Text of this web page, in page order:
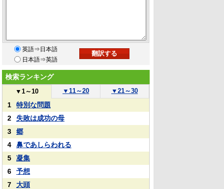
英語⇒日本語
日本語⇒英語
検索ランキング
▼ 1～10 ▼ 11～20 ▼ 21～30
1
特別な問題
2
失敗は成功の母
3
郷
4
鼻であしらわれる
5
凝集
6
予想
7
大頭